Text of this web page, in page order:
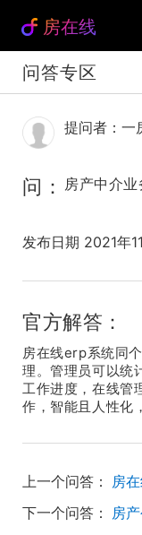
房在线
问答专区
提问者：一
问： 房产中介
发布日期 2021年
官方解答：
房在线erp系统同
理。管理员可以统
工作进度，在线管
作，智能且人性化
上一个问答：
下一个问答： 房